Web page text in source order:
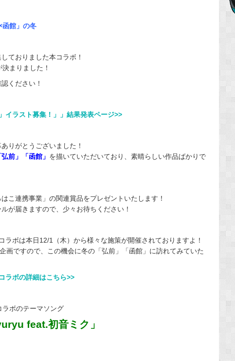
函館」の冬
ておりました本コラボ！
まりました！
ください！
イラスト募集！」」結果発表ページ>>
りがとうございました！
弘前」「函館」 を描いていただいており、素晴らしい作品ばかりで
こ連携事業」の関連賞品をプレゼントいたします！
が届きますので、少々お待ちください！
ラボは本日12/1（木）から様々な施策が開催されておりますよ！
画ですので、この機会に冬の「弘前」「函館」に訪れてみていた
ラボの詳細はこちら>>
ボのテーマソング
feat.初音ミク」